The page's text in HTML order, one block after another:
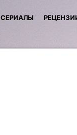
СЕРИАЛЫ